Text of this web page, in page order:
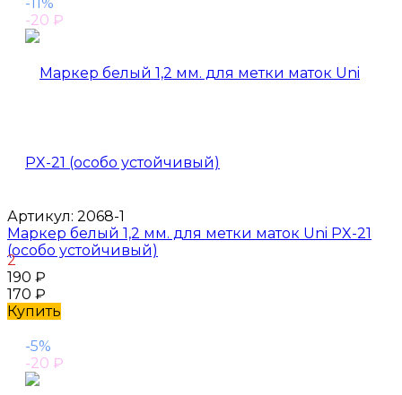
-20 ₽
Артикул: 2068-1
Маркер белый 1,2 мм. для метки маток Uni PX-21
(особо устойчивый)
2
190 ₽
170 ₽
Купить
-5%
-20 ₽